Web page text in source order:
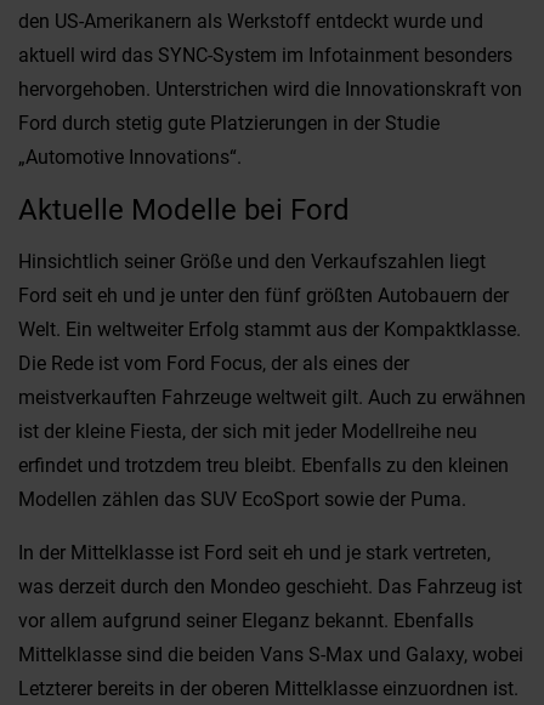
den US-Amerikanern als Werkstoff entdeckt wurde und
aktuell wird das SYNC-System im Infotainment besonders
hervorgehoben. Unterstrichen wird die Innovationskraft von
Ford durch stetig gute Platzierungen in der Studie
„Automotive Innovations“.
Aktuelle Modelle bei Ford
Hinsichtlich seiner Größe und den Verkaufszahlen liegt
Ford seit eh und je unter den fünf größten Autobauern der
Welt. Ein weltweiter Erfolg stammt aus der Kompaktklasse.
Die Rede ist vom Ford Focus, der als eines der
meistverkauften Fahrzeuge weltweit gilt. Auch zu erwähnen
ist der kleine Fiesta, der sich mit jeder Modellreihe neu
erfindet und trotzdem treu bleibt. Ebenfalls zu den kleinen
Modellen zählen das SUV EcoSport sowie der Puma.
In der Mittelklasse ist Ford seit eh und je stark vertreten,
was derzeit durch den Mondeo geschieht. Das Fahrzeug ist
vor allem aufgrund seiner Eleganz bekannt. Ebenfalls
Mittelklasse sind die beiden Vans S-Max und Galaxy, wobei
Letzterer bereits in der oberen Mittelklasse einzuordnen ist.